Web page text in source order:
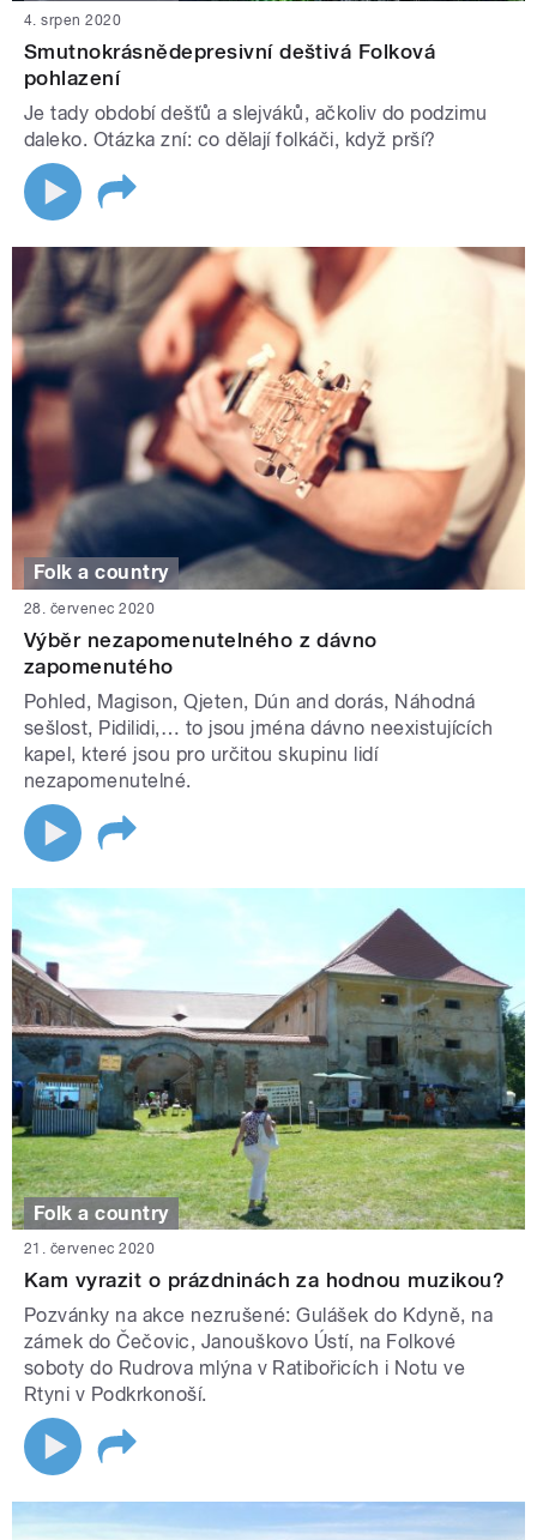
4. srpen 2020
Smutnokrásnědepresivní deštivá Folková
pohlazení
Je tady období dešťů a slejváků, ačkoliv do podzimu
daleko. Otázka zní: co dělají folkáči, když prší?
Folk a country
28. červenec 2020
Výběr nezapomenutelného z dávno
zapomenutého
Pohled, Magison, Qjeten, Dún and dorás, Náhodná
sešlost, Pidilidi,… to jsou jména dávno neexistujících
kapel, které jsou pro určitou skupinu lidí
nezapomenutelné.
Folk a country
21. červenec 2020
Kam vyrazit o prázdninách za hodnou muzikou?
Pozvánky na akce nezrušené: Gulášek do Kdyně, na
zámek do Čečovic, Janouškovo Ústí, na Folkové
soboty do Rudrova mlýna v Ratibořicích i Notu ve
Rtyni v Podkrkonoší.